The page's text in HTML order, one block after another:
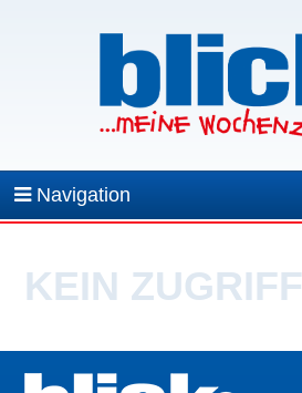
Navigation
KEIN ZUGRIFF